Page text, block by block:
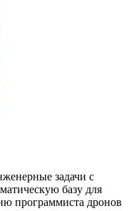
задачи с
базу для
программиста дронов